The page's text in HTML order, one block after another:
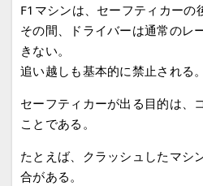
F1マシンは、セーフティカーの
その間、ドライバーは通常のレ
きない。
追い越しも基本的に禁止される。
セーフティカーが出る目的は、
ことである。
たとえば、クラッシュしたマシ
合がある。